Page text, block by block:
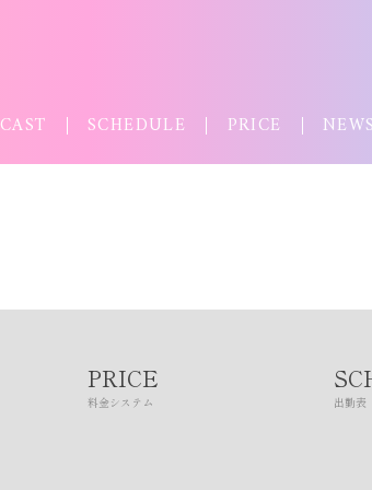
CAST SCHEDULE PRICE NEWS
PRICE
料金システム 出勤表